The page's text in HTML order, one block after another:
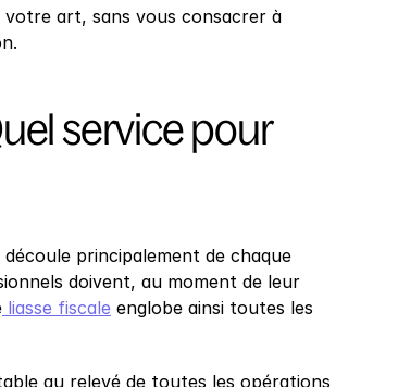
votre art, sans vous consacrer à
service pour
principalement de chaque
doivent, au moment de leur
liasse fiscale englobe ainsi toutes les
au relevé de toutes les opérations